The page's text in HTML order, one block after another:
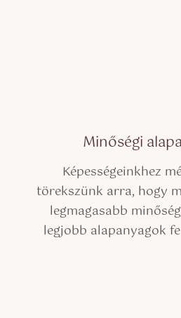
Minőségi
Képességeinkhez
törekszünk arra, hogy
legmagasabb
legjobb alapanyagok